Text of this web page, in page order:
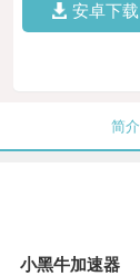
安卓下载
简介
小黑牛加速器